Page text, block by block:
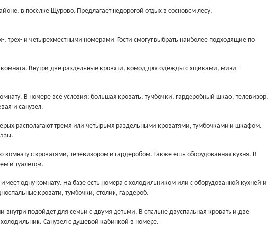
в посёлке Щурово. Предлагает недорогой отдых в сосновом лесу.
трех- и четырехместными номерами. Гости смогут выбрать наиболее подходящие по
комната. Внутри две раздельные кровати, комод для одежды с ящиками, мини-
В номере все условия: большая кровать, тумбочки, гардеробный шкаф, телевизор,
и санузел.
располагают тремя или четырьмя раздельными кроватями, тумбочками и шкафом.
с кроватями, телевизором и гардеробом. Также есть оборудованная кухня. В
и туалетом.
одну комнату. На базе есть номера с холодильником или с оборудованной кухней и
кровати, тумбочки, столик, гардероб.
внутри подойдет для семьи с двумя детьми. В спальне двуспальная кровать и две
Санузел с душевой кабинкой в номере.